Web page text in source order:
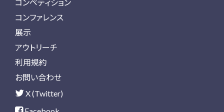
コンペティション
コンファレンス
展示
アウトリーチ
利用規約
お問い合わせ
X (Twitter)